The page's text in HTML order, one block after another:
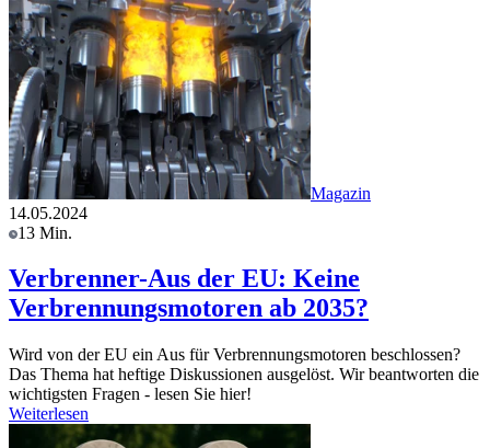
Magazin
14.05.2024
13 Min.
Verbrenner-Aus der EU: Keine
Verbrennungsmotoren ab 2035?
Wird von der EU ein Aus für Verbrennungsmotoren beschlossen?
Das Thema hat heftige Diskussionen ausgelöst. Wir beantworten die
wichtigsten Fragen - lesen Sie hier!
Weiterlesen